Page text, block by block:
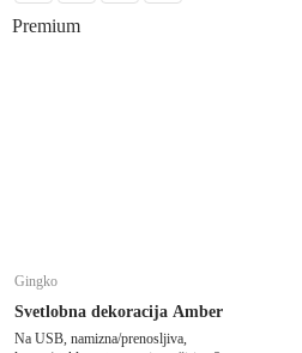
Premium
Gingko
Svetlobna dekoracija Amber
Na USB, namizna/prenosljiva,